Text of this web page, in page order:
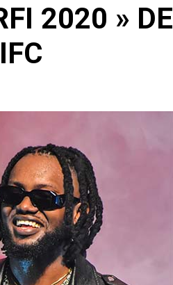
2020 » DE